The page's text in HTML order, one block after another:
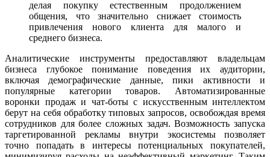
делая покупку естественным продолжением
общения, что значительно снижает стоимость
привлечения нового клиента для малого и
среднего бизнеса.
Аналитические инструменты предоставляют владельцам
бизнеса глубокое понимание поведения их аудитории,
включая демографические данные, пики активности и
популярные категории товаров. Автоматизированные
воронки продаж и чат-боты с искусственным интеллектом
берут на себя обработку типовых запросов, освобождая время
сотрудников для более сложных задач. Возможность запуска
таргетированной рекламы внутри экосистемы позволяет
точно попадать в интересы потенциальных покупателей,